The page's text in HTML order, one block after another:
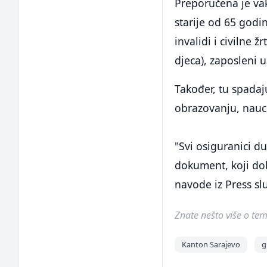
Preporučena je
starije od 65
invalidi i civilne
djeca), zaposleni
Također, tu
obrazovanju,
"Svi osiguranici
dokument, koji
navode iz Press
Znate nešto više o
Kanton Sarajevo